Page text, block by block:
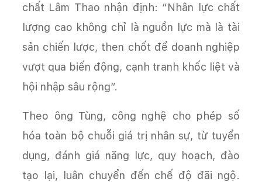
chất Lâm Thao nhận định: “Nhân lực chất
lượng cao không chỉ là nguồn lực mà là tài
sản chiến lược, then chốt để doanh nghiệp
vượt qua biến động, cạnh tranh khốc liệt và
hội nhập sâu rộng”.
Theo ông Tùng, công nghệ cho phép số
hóa toàn bộ chuỗi giá trị nhân sự, từ tuyển
dụng, đánh giá năng lực, quy hoạch, đào
tạo lại, luân chuyển đến chế độ đãi ngộ.